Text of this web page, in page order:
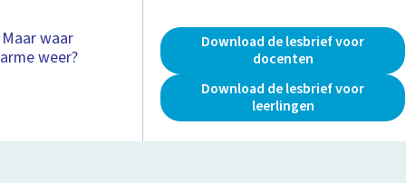
waar
weer?
Download de lesbrief voor
docenten
Download de lesbrief voor
leerlingen